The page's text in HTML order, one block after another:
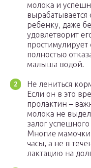
молока и
вырабатывается
ребенку, даже
удовлетворит
полностью
малыша водой.
Не лениться
Если он в это
пролактин –
молока не
залог
Многие
часы, а не в
лактацию на